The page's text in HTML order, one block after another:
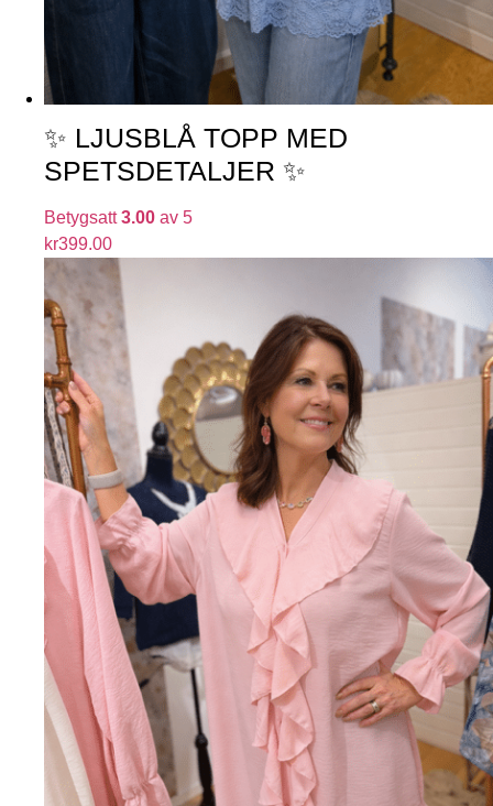
✨ LJUSBLÅ TOPP MED
SPETSDETALJER ✨
Betygsatt3.00 av 5
kr399.00